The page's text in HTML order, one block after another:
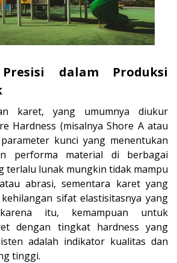
dalam Produksi
karet, yang umumnya diukur
Hardness (misalnya Shore A atau
kunci yang menentukan
performa material di berbagai
terlalu lunak mungkin tidak mampu
abrasi, sementara karet yang
sifat elastisitasnya yang
itu, kemampuan untuk
dengan tingkat hardness yang
adalah indikator kualitas dan
tinggi.